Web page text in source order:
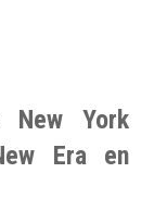
New York
Era en